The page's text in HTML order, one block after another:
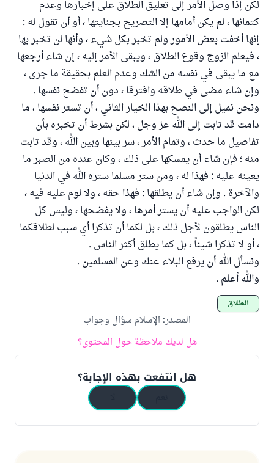
لكن إذا وصل الأمر إلى تعليق الطلاق على إخبارها وعدم
كتمانها ، لم يكن أمامها إلا التصريح بجنايتها ، أو أن تقول له :
إنها أخفت بعض الأمور ولم تخبر بكل شيء ، وأنها لن تخبر بها
، فيعلم الزوج وقوع الطلاق ، ويبقى الأمر إليه ، إن شاء أرجعها
مع ما يبقى في نفسه من الشك وعدم العلم بحقيقة ما جرى ،
وإن شاء مضى في طلاقه وافترقا ، دون أن تفضح نفسها .
ونحن نميل إلى النصح بهذا الخيار الثاني ، أن تستر نفسها ، ما
دامت قد تابت إلى الله عز وجل ، لكن بشرط أن تخبره بأن
تفاصيل ما حدث ، وتمام الأمر ، سر بينها وبين الله ، وقد تابت
منه ؛ فإن شاء أن يمسكها على ذلك ، وكان عنده من الصبر ما
يعينه عليه : فهذا له ، ومن ستر مسلما ستره الله في الدنيا
والآخرة . وإن شاء أن يطلقها : فهذا حقه ، ولا لوم عليه فيه ،
لكن الواجب عليه أن يستر أمرها ، ولا يفضحها ، وليس كل
الناس يطلقون لأجل ذلك ، بل لكما أن تذكرا أي سبب لطلاقكما
، أو لا تذكرا شيئاً ، بل كما يطلق أكثر الناس .
ونسأل الله أن يرفع البلاء عنك وعن المسلمين .
والله أعلم .
الطلاق
المصدر: الإسلام سؤال وجواب
هل لديك ملاحظة حول المحتوى؟
هل انتفعت بهذه الإجابة؟